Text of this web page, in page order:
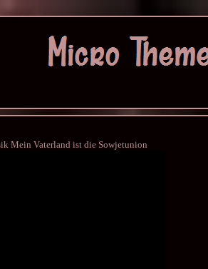
Mein Vaterland ist die Sowjetunion